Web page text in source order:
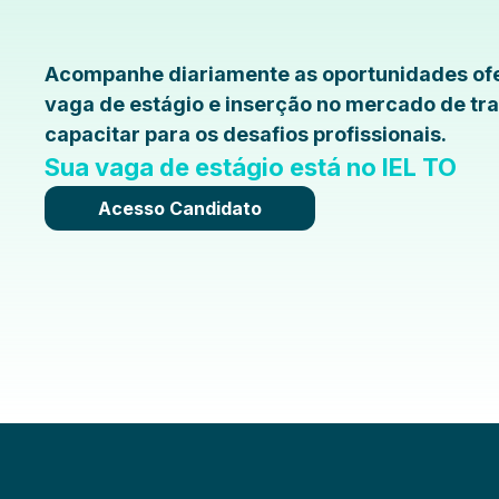
Acompanhe diariamente as oportunidades
vaga de estágio e inserção no mercado de
capacitar para os desafios profissionais.
Sua vaga de estágio está no IEL TO
Acesso Candidato